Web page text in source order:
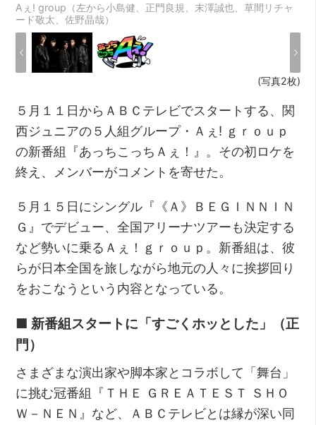
Aぇ! group（左から小島健、正門良規、末澤誠也、草間リチャ
ード敬太、佐野晶哉）
(写真2枚)
５月１１日からＡＢＣテレビでスタートする、関
西ジュニアの５人組グループ・Ａぇ! ｇｒｏｕｐ
の新番組『あっちこっちＡぇ！』。その初ロケを
終え、メンバーがコメントを寄せた。
５月１５日にシングル『《Ａ》ＢＥＧＩＮＮＩＮ
Ｇ』でデビュー、全国アリーナツアーも決定する
など勢いに乗るＡぇ！ｇｒｏｕｐ。新番組は、彼
らが日本全国を旅しながら地元の人々に挨拶回り
をおこなうという内容となっている。
■ 新番組スタートに「すごくホッとした」（正
門）
さまざまな演出家や脚本家とコラボして「舞台」
に挑む冠番組『ＴＨＥ ＧＲＥＡＴＥＳＴ ＳＨＯ
Ｗ－ＮＥＮ』など、ＡＢＣテレビとは縁が深い同